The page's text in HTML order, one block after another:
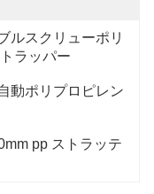
ルスクリューポリ
ラッパー
動ポリプロピレン
pp ストラッテ